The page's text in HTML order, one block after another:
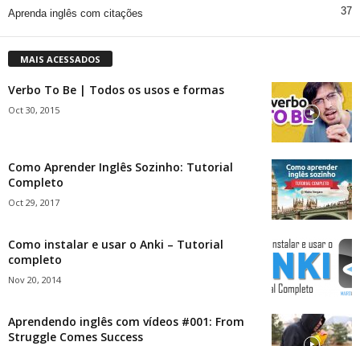
Aprenda inglês com citações 37
MAIS ACESSADOS
Verbo To Be | Todos os usos e formas
Oct 30, 2015
Como Aprender Inglês Sozinho: Tutorial
Completo
Oct 29, 2017
Como instalar e usar o Anki – Tutorial
completo
Nov 20, 2014
Aprendendo inglês com vídeos #001: From
Struggle Comes Success